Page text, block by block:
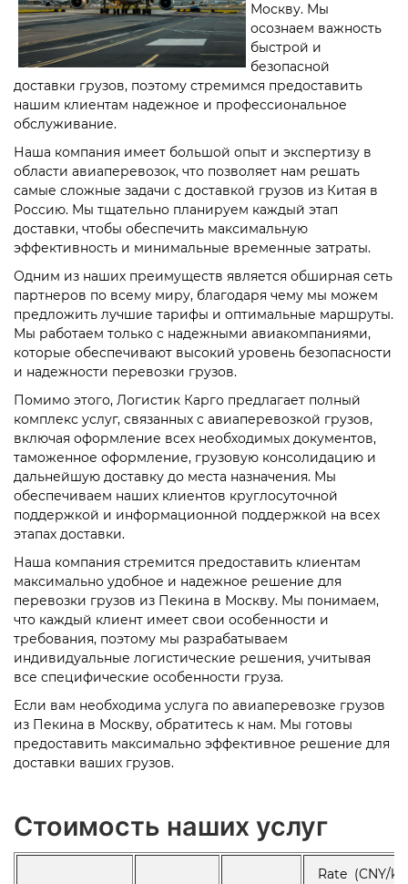
Москву. Мы
осознаем важность
быстрой и
безопасной
доставки грузов, поэтому стремимся предоставить
нашим клиентам надежное и профессиональное
обслуживание.
Наша компания имеет большой опыт и экспертизу в
области авиаперевозок, что позволяет нам решать
самые сложные задачи с доставкой грузов из Китая в
Россию. Мы тщательно планируем каждый этап
доставки, чтобы обеспечить максимальную
эффективность и минимальные временные затраты.
Одним из наших преимуществ является обширная сеть
партнеров по всему миру, благодаря чему мы можем
предложить лучшие тарифы и оптимальные маршруты.
Мы работаем только с надежными авиакомпаниями,
которые обеспечивают высокий уровень безопасности
и надежности перевозки грузов.
Помимо этого, Логистик Карго предлагает полный
комплекс услуг, связанных с авиаперевозкой грузов,
включая оформление всех необходимых документов,
таможенное оформление, грузовую консолидацию и
дальнейшую доставку до места назначения. Мы
обеспечиваем наших клиентов круглосуточной
поддержкой и информационной поддержкой на всех
этапах доставки.
Наша компания стремится предоставить клиентам
максимально удобное и надежное решение для
перевозки грузов из Пекина в Москву. Мы понимаем,
что каждый клиент имеет свои особенности и
требования, поэтому мы разрабатываем
индивидуальные логистические решения, учитывая
все специфические особенности груза.
Если вам необходима услуга по авиаперевозке грузов
из Пекина в Москву, обратитесь к нам. Мы готовы
предоставить максимально эффективное решение для
доставки ваших грузов.
Стоимость наших услуг
Rate (CNY/